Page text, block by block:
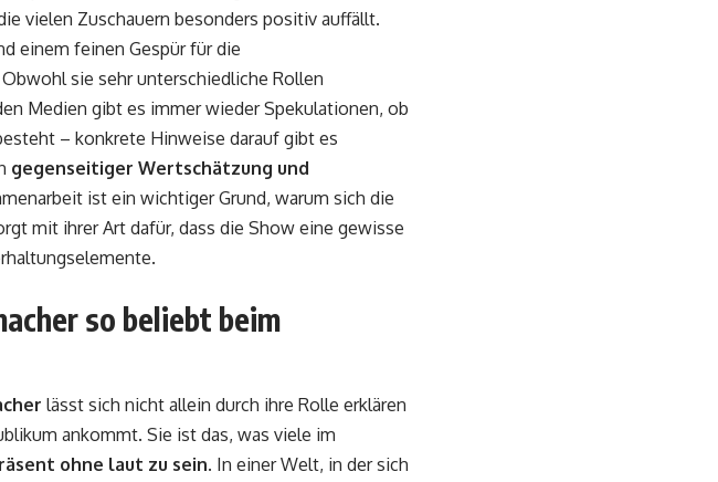
vielen Zuschauern besonders positiv auffällt.
einem feinen Gespür für die
sie sehr unterschiedliche Rollen
Medien gibt es immer wieder Spekulationen, ob
– konkrete Hinweise darauf gibt es
gegenseitiger Wertschätzung und
ist ein wichtiger Grund, warum sich die
mit ihrer Art dafür, dass die Show eine gewisse
so beliebt beim
lässt sich nicht allein durch ihre Rolle erklären
ankommt. Sie ist das, was viele im
ohne laut zu sein. In einer Welt, in der sich